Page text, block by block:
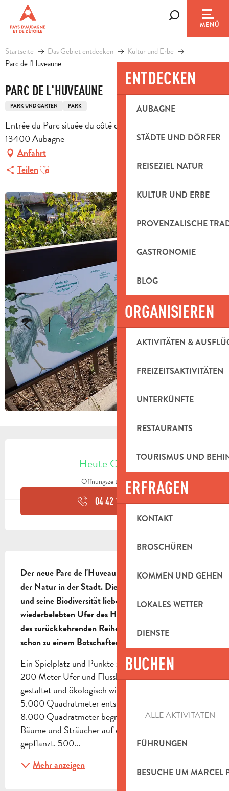
contenu
principal
MENÜ
ENTDECKEN
AUBAGNE
STÄDTE UND DÖRFER
REISEZIEL NATUR
KULTUR UND ERBE
PROVENZALISCHE
GASTRONOMIE
BLOG
ORGANISIEREN
AKTIVITÄTEN &
FREIZEITSAKTIVITÄTEN
UNTERKÜNFTE
RESTAURANTS
TOURISMUS UND
ERFRAGEN
KONTAKT
BROSCHÜREN
KOMMEN UND GEHEN
LOKALES WETTER
DIENSTE
BUCHEN
ALLE AKTIVITÄTEN
FÜHRUNGEN
BESUCHE UM MARCEL
Startseite Das Gebiet entdecken
Kultur und Erbe
Parc de l'Huveaune
PARC DE L'HUVEAUNE
PARK UND GARTEN PARK
Entrée du Parc située du côté du ruisseau des Lignières,
13400 Aubagne
Anfahrt
TeilenAjouter aux favoris
ÖFFNUNGSZEITEN &
Heute Geöffnet
Öffnungszeiten ansehen
04 42 18 19▒▒
Der neue Parc de l'Huveaune: ein Schmuckkästchen
der Natur in der Stadt. Die Aubagnais, die den Fluss
und seine Biodiversität lieben, können die
wiederbelebten Ufer des Huveaune unter dem Auge
des zurückkehrenden Reihers entdecken, der fast
schon zu einem Botschafter des Ortes geworden ist!
Ein Spielplatz und Punkte zur Naturbeobachtung .
200 Meter Ufer und Flussbett des Huveaune neu
gestaltet und ökologisch wiederhergestellt. Mehr als
5.000 Quadratmeter entsiegelte Fläche. Mehr als
8.000 Quadratmeter begrünte Flächen. 10.000
Bäume und Sträucher auf dem gesamten Gelände
gepflanzt. 500...
Mehr anzeigen